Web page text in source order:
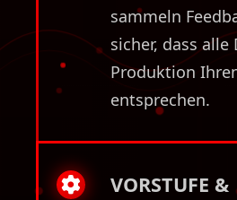
sammeln
sicher, dass
Produktion
entsprechen.
VORSTUFE &